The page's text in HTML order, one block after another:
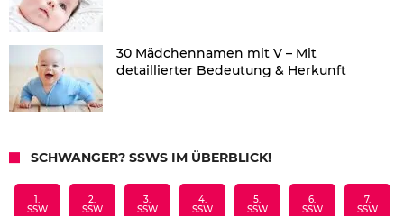
30 Mädchennamen mit V – Mit
detaillierter Bedeutung & Herkunft
SCHWANGER? SSWS IM ÜBERBLICK!
1.
SSW
2.
SSW
3.
SSW
4.
SSW
5.
SSW
6.
SSW
7.
SSW